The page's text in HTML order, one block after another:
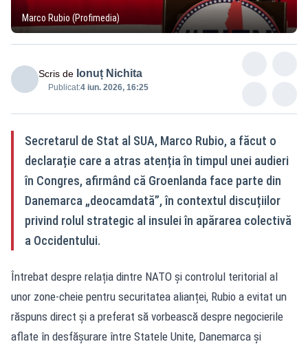
Marco Rubio (Profimedia)
Scris de Ionuț Nichita
Publicat:4 iun. 2026, 16:25
Secretarul de Stat al SUA, Marco Rubio, a făcut o
declarație care a atras atenția în timpul unei audieri
în Congres, afirmând că Groenlanda face parte din
Danemarca „deocamdată”, în contextul discuțiilor
privind rolul strategic al insulei în apărarea colectivă
a Occidentului.
Întrebat despre relația dintre NATO și controlul teritorial al
unor zone-cheie pentru securitatea alianței, Rubio a evitat un
răspuns direct și a preferat să vorbească despre negocierile
aflate în desfășurare între Statele Unite, Danemarca și